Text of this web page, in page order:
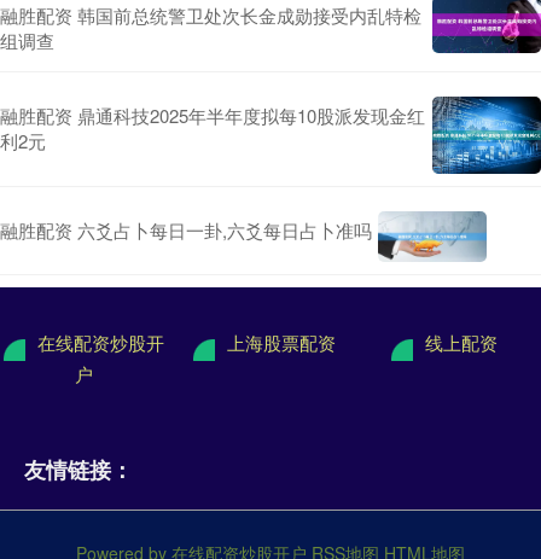
融胜配资 韩国前总统警卫处次长金成勋接受内乱特检
组调查
融胜配资 鼎通科技2025年半年度拟每10股派发现金红
利2元
融胜配资 六爻占卜每日一卦,六爻每日占卜准吗
在线配资炒股开
户
上海股票配资 线上配资
友情链接：
Powered by 在线配资炒股开户 RSS地图 HTML地图